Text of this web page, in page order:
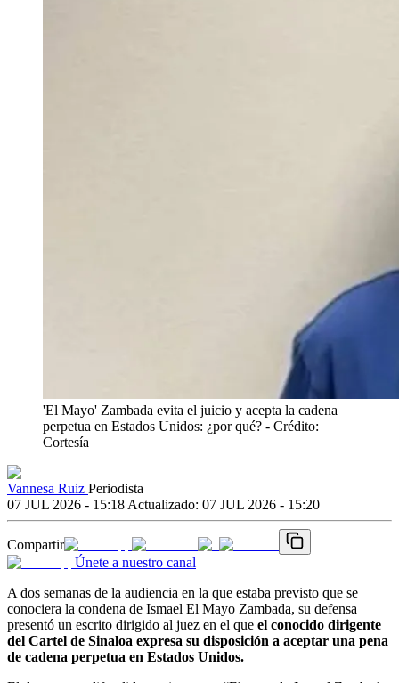
'El Mayo' Zambada evita el juicio y acepta la cadena
perpetua en Estados Unidos: ¿por qué? - Crédito:
Cortesía
Vannesa Ruiz Periodista
07 JUL 2026 - 15:18|Actualizado: 07 JUL 2026 - 15:20
Compartir
Únete a nuestro canal
A dos semanas de la audiencia en la que estaba previsto que se
conociera la condena de Ismael El Mayo Zambada, su defensa
presentó un escrito dirigido al juez en el que el conocido dirigente
del Cartel de Sinaloa expresa su disposición a aceptar una pena
de cadena perpetua en Estados Unidos.